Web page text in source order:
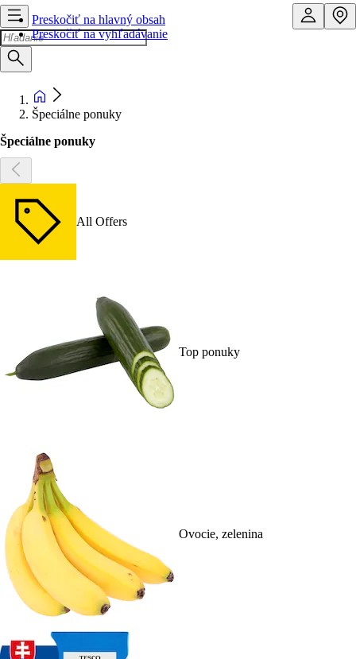
Preskočiť na hlavný obsah
Preskočiť na vyhľadávanie
Špeciálne ponuky
Špeciálne ponuky
All Offers
Top ponuky
Ovocie, zelenina